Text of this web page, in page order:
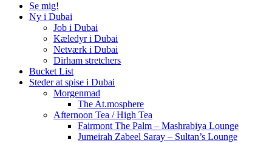
Se mig!
Ny i Dubai
Job i Dubai
Kæledyr i Dubai
Netværk i Dubai
Dirham stretchers
Bucket List
Steder at spise i Dubai
Morgenmad
The At.mosphere
Afternoon Tea / High Tea
Fairmont The Palm – Mashrabiya Lounge
Jumeirah Zabeel Saray – Sultan’s Lounge